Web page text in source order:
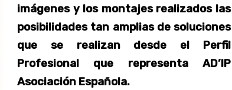
imágenes y los montajes realizados las
posibilidades tan amplias de soluciones
que se realizan desde el Perfil
Profesional que representa AD’IP
Asociación Española.